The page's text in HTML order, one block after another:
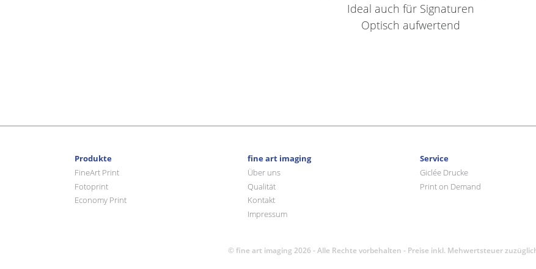
Ideal auch für Signaturen
Optisch aufwertend
Produkte
FineArt Print
Fotoprint
Economy Print
fine art imaging
Über uns
Qualität
Kontakt
Impressum
Service
Giclée Drucke
Print on Demand
© fine art imaging 2026 - Alle Rechte vorbehalten - Preise inkl. Mehwertsteuer